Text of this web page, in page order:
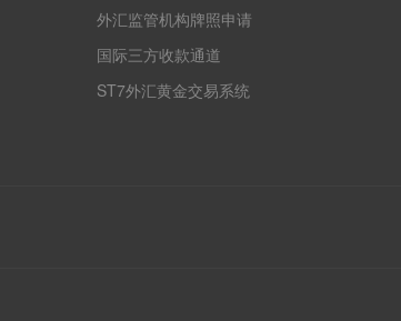
外汇监管机构牌照申请
国际三方收款通道
ST7外汇黄金交易系统